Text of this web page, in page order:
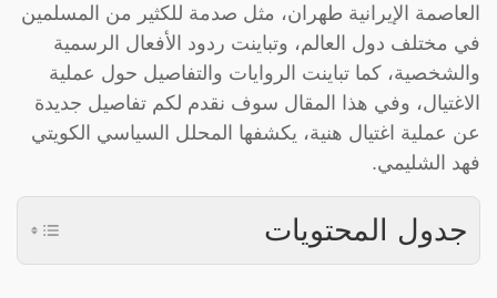
العاصمة الإيرانية طهران، مثل صدمة للكثير من المسلمين
في مختلف دول العالم، وتباينت ردود الأفعال الرسمية
والشخصية، كما تباينت الروايات والتفاصيل حول عملية
الاغتيال، وفي هذا المقال سوف نقدم لكم تفاصيل جديدة
عن عملية اغتيال هنية، يكشفها المحلل السياسي الكويتي
فهد الشليمي.
جدول المحتويات